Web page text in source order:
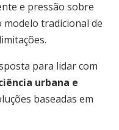
e pressão sobre
tradicional de
para lidar com
urbana e
baseadas em